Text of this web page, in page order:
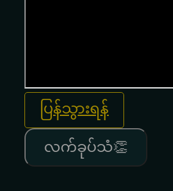
ပြန်သွားရန်
လက်ခုပ်သံ👏